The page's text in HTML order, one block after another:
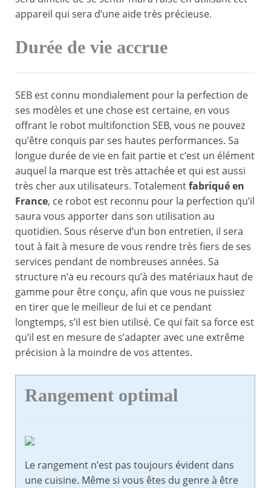
appareil qui sera d’une aide très précieuse.
Durée de vie accrue
SEB est connu mondialement pour la perfection de
ses modèles et une chose est certaine, en vous
offrant le robot multifonction SEB, vous ne pouvez
qu’être conquis par ses hautes performances. Sa
longue durée de vie en fait partie et c’est un élément
auquel la marque est très attachée et qui est aussi
très cher aux utilisateurs. Totalementfabriqué en
France, ce robot est reconnu pour la perfection qu’il
saura vous apporter dans son utilisation au
quotidien. Sous réserve d’un bon entretien, il sera
tout à fait à mesure de vous rendre très fiers de ses
services pendant de nombreuses années. Sa
structure n’a eu recours qu’à des matériaux haut de
gamme pour être conçu, afin que vous ne puissiez
en tirer que le meilleur de lui et ce pendant
longtemps, s’il est bien utilisé. Ce qui fait sa force est
qu’il est en mesure de s’adapter avec une extrême
précision à la moindre de vos attentes.
Rangement optimal
Le rangement n’est pas toujours évident dans
une cuisine. Même si vous êtes du genre à être